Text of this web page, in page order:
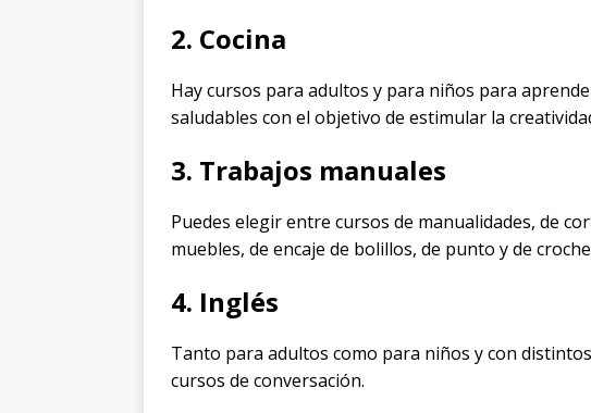
2. Cocina
Hay cursos para adultos y para niños para
saludables con el objetivo de estimular la
3. Trabajos manuales
Puedes elegir entre cursos de manualidades, de
muebles, de encaje de bolillos, de punto y de
4. Inglés
Tanto para adultos como para niños y con
cursos de conversación.